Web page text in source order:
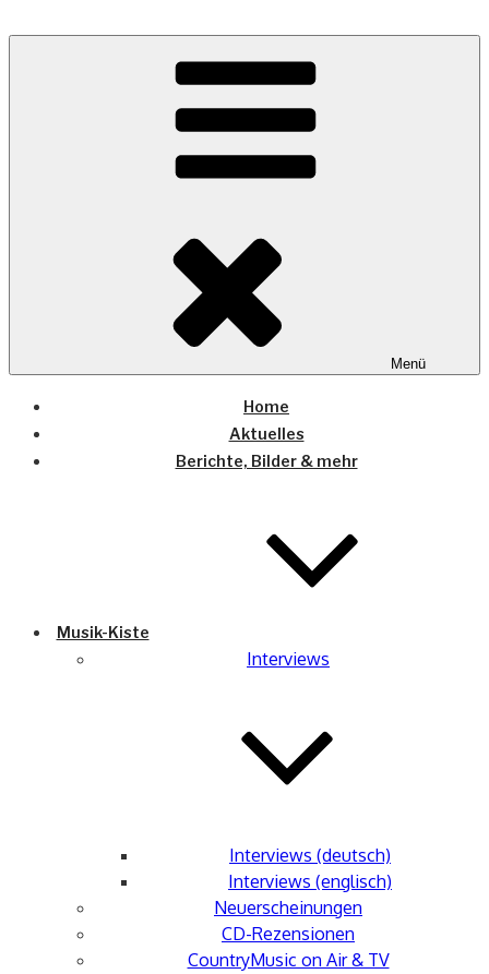
COUNTRYHOME
Wo die (Country-) Musik Zuhause ist
Menü
Home
Aktuelles
Berichte, Bilder & mehr
Musik-Kiste
Interviews
Interviews (deutsch)
Interviews (englisch)
Neuerscheinungen
CD-Rezensionen
CountryMusic on Air & TV